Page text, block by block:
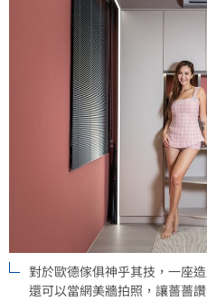
對於歐德傢俱神乎其技，一座
還可以當網美牆拍照，讓薔薔